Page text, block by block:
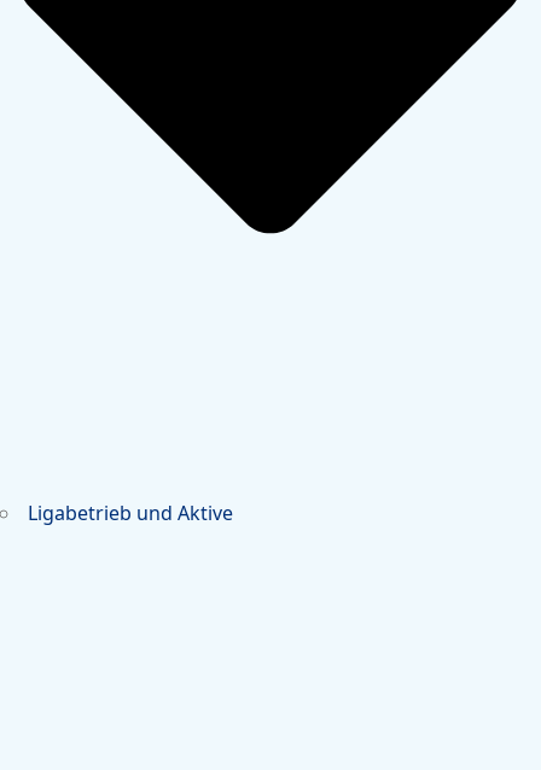
Ligabetrieb und Aktive